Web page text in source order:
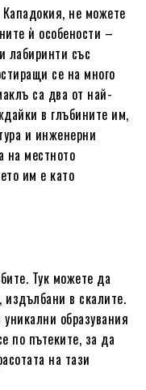
не можете
ѝ особености –
лабиринти със
се на много
са два от най-
в глъбините им,
и инженерни
на местното
им е като
Тук можете да
в скалите.
образувания
по пътеките, за да
на тази